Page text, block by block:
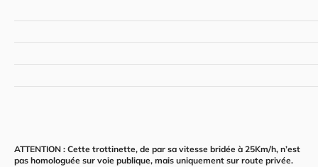
ATTENTION : Cette trottinette, de par sa vitesse bridée à 25Km/h, n’est
pas homologuée sur voie publique, mais uniquement sur route privée.